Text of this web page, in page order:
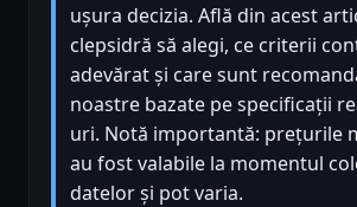
ușura decizia. Află din acest
clepsidră să alegi, ce criterii
adevărat și care sunt
noastre bazate pe specificații
uri. Notă importantă: prețurile
au fost valabile la momentul
datelor și pot varia.